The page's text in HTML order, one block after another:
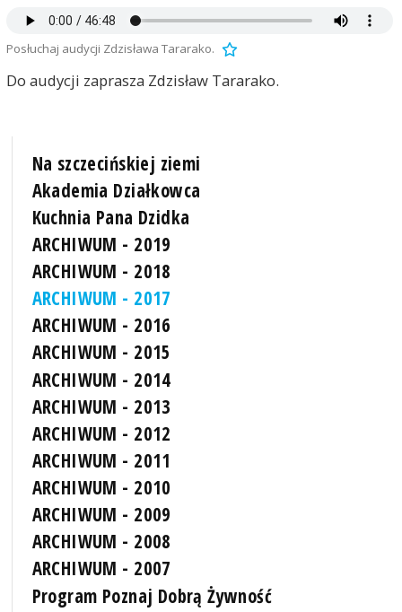
Posłuchaj audycji Zdzisława Tararako.
Do audycji zaprasza Zdzisław Tararako.
Na szczecińskiej ziemi
Akademia Działkowca
Kuchnia Pana Dzidka
ARCHIWUM - 2019
ARCHIWUM - 2018
ARCHIWUM - 2017
ARCHIWUM - 2016
ARCHIWUM - 2015
ARCHIWUM - 2014
ARCHIWUM - 2013
ARCHIWUM - 2012
ARCHIWUM - 2011
ARCHIWUM - 2010
ARCHIWUM - 2009
ARCHIWUM - 2008
ARCHIWUM - 2007
Program Poznaj Dobrą Żywność